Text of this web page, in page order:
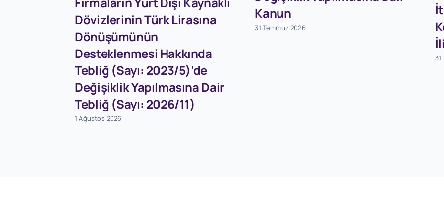
Dövizlerinin Türk Lirasına
Dönüşümünün
Desteklenmesi Hakkında
Tebliğ (Sayı: 2023/5)’de
Değişiklik Yapılmasına Dair
Tebliğ (Sayı: 2026/11)
1 Ağustos 2026
Kanun
31 Temmuz 2026
31